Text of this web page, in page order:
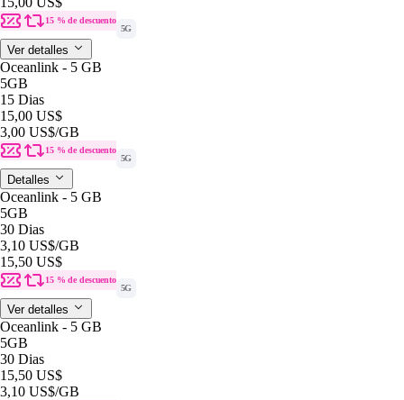
15 % de descuento
5G
Ver detalles
Oceanlink - 5 GB
5GB
15 Dias
15,00 US$
3,00 US$/GB
15 % de descuento
5G
Detalles
Oceanlink - 5 GB
5GB
30 Dias
3,10 US$/GB
15,50 US$
15 % de descuento
5G
Ver detalles
Oceanlink - 5 GB
5GB
30 Dias
15,50 US$
3,10 US$/GB